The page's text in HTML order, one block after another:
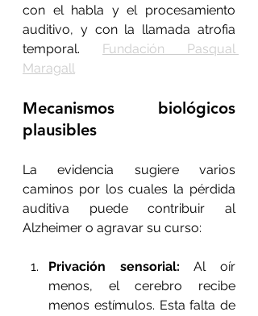
con el habla y el procesamiento
auditivo, y con la llamada atrofia
temporal. Fundación Pasqual
Maragall
Mecanismos biológicos
plausibles
La evidencia sugiere varios
caminos por los cuales la pérdida
auditiva puede contribuir al
Alzheimer o agravar su curso:
Privación sensorial: Al oír
menos, el cerebro recibe
menos estímulos. Esta falta de